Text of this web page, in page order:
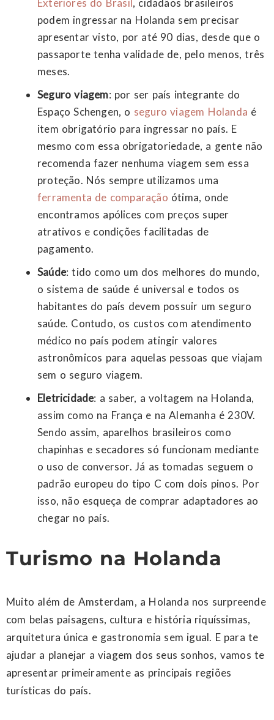
Exteriores do Brasil , cidadãos brasileiros
podem ingressar na Holanda sem precisar
apresentar visto, por até 90 dias, desde que o
passaporte tenha validade de, pelo menos, três
meses.
Seguro viagem: por ser país integrante do
Espaço Schengen, o seguro viagem Holanda é
item obrigatório para ingressar no país. E
mesmo com essa obrigatoriedade, a gente não
recomenda fazer nenhuma viagem sem essa
proteção. Nós sempre utilizamos uma
ferramenta de comparação ótima, onde
encontramos apólices com preços super
atrativos e condições facilitadas de
pagamento.
Saúde: tido como um dos melhores do mundo,
o sistema de saúde é universal e todos os
habitantes do país devem possuir um seguro
saúde. Contudo, os custos com atendimento
médico no país podem atingir valores
astronômicos para aquelas pessoas que viajam
sem o seguro viagem.
Eletricidade: a saber, a voltagem na Holanda,
assim como na França e na Alemanha é 230V.
Sendo assim, aparelhos brasileiros como
chapinhas e secadores só funcionam mediante
o uso de conversor. Já as tomadas seguem o
padrão europeu do tipo C com dois pinos. Por
isso, não esqueça de comprar adaptadores ao
chegar no país.
Turismo na Holanda
Muito além de Amsterdam, a Holanda nos surpreende
com belas paisagens, cultura e história riquíssimas,
arquitetura única e gastronomia sem igual. E para te
ajudar a planejar a viagem dos seus sonhos, vamos te
apresentar primeiramente as principais regiões
turísticas do país.